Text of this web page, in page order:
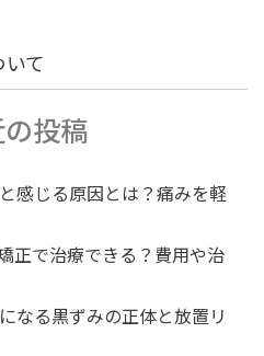
て
投稿
感じる原因とは？痛みを軽
正で治療できる？費用や治
なる黒ずみの正体と放置リ